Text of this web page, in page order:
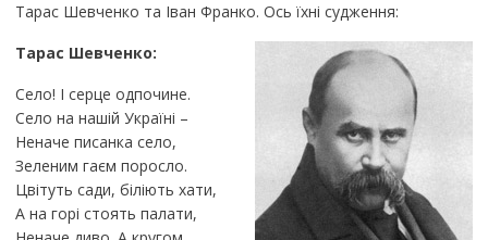
Тарас Шевченко та Іван Франко. Ось їхні судження:
Тарас Шевченко:
Село! І серце одпочине.
Село на нашій Україні –
Неначе писанка село,
Зеленим гаєм поросло.
Цвітуть сади, біліють хати,
А на горі стоять палати,